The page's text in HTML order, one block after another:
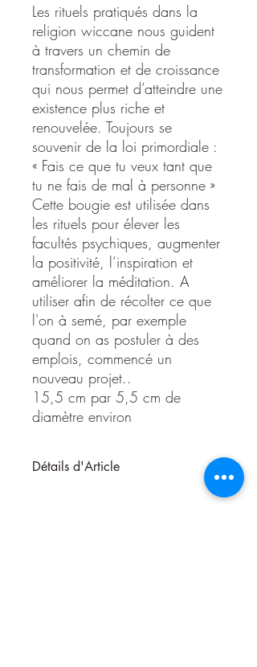
Les rituels pratiqués dans la
religion wiccane nous guident
à travers un chemin de
transformation et de croissance
qui nous permet d’atteindre une
existence plus riche et
renouvelée. Toujours se
souvenir de la loi primordiale :
« Fais ce que tu veux tant que
tu ne fais de mal à personne »
Cette bougie est utilisée dans
les rituels pour élever les
facultés psychiques, augmenter
la positivité, l’inspiration et
améliorer la méditation. A
utiliser afin de récolter ce que
l'on à semé, par exemple
quand on as postuler à des
emplois, commencé un
nouveau projet..
15,5 cm par 5,5 cm de
diamètre environ
Détails d'Article